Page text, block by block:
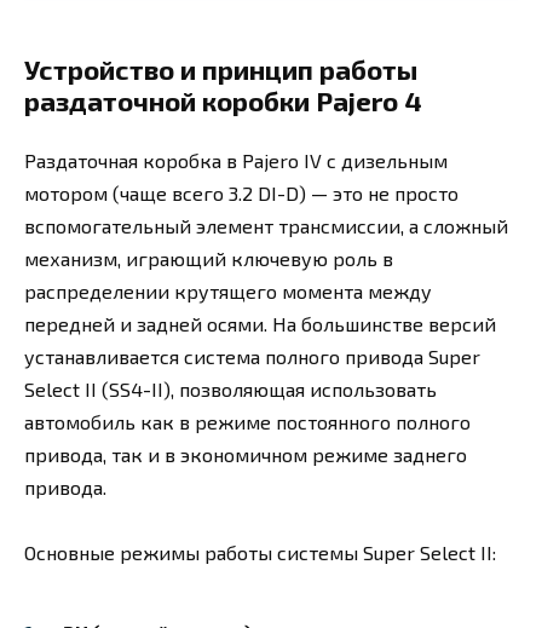
Устройство и принцип работы
раздаточной коробки Pajero 4
Раздаточная коробка в Pajero IV с дизельным
мотором (чаще всего 3.2 DI-D) — это не просто
вспомогательный элемент трансмиссии, а сложный
механизм, играющий ключевую роль в
распределении крутящего момента между
передней и задней осями. На большинстве версий
устанавливается система полного привода Super
Select II (SS4-II), позволяющая использовать
автомобиль как в режиме постоянного полного
привода, так и в экономичном режиме заднего
привода.
Основные режимы работы системы Super Select II: